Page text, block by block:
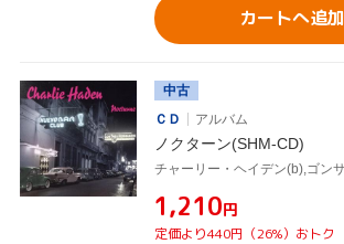
カートへ追加
中古
ＣＤ
アルバム
ノクターン(SHM-CD)
¥1,210円
定価より440円（26%）おトク